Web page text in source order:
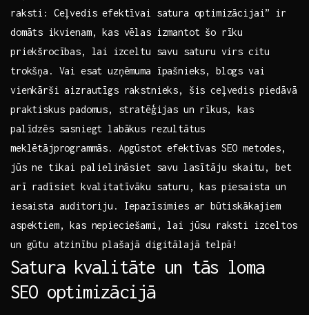
raksti: Ceļvedis efektīvai satura optimizācijai” ir
domāts ikvienam, kas vēlas izmantot šo rīku
priekšrocības, lai ⁢izceltu savu saturu virs citu
trokšņa. Vai esat uzņēmuma īpašnieks, blogs vai
vienkārši aizrautīgs rakstnieks, šis ceļvedis piedāvā
praktiskus padomus,⁣ stratēģijas un rīkus,‌ kas
palīdzēs sasniegt labākus rezultātus
meklētājprogrammās. Apgūstot efektīvas SEO metodes,
⁣jūs ne tikai palielināsiet savu lasītāju skaitu, bet
arī radīsiet ​kvalitatīvāku saturu, kas piesaista un
iesaista auditoriju. Iepazīsimies ar ⁣būtiskākajiem
aspektiem, kas nepieciešami, lai jūsu raksti izceltos⁤
un gūtu atzinību plašajā digitālajā⁣ telpā!
Satura kvalitāte un tās loma
SEO optimizācijā